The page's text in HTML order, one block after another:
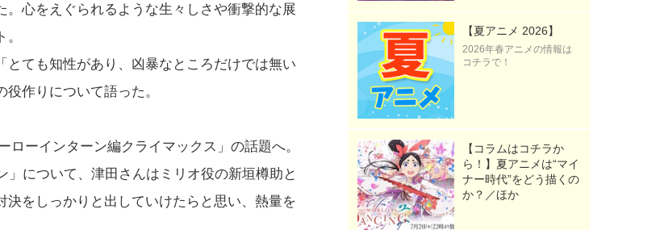
心をえぐられるような生々しさや衝撃的な展
ても知性があり、凶暴なところだけでは無い
作りについて語った。
ーインターン編クライマックス」の話題へ。
について、津田さんはミリオ役の新垣樽助と
をしっかりと出していけたらと思い、熱量を
【夏アニメ 2026】
2026年春アニメの情報は
コチラで！
【コラムはコチラか
ら！】夏アニメは“マイ
ナー時代”をどう描くの
か？／ほか